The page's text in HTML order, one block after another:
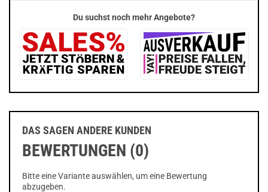
Du suchst noch mehr Angebote?
DAS SAGEN ANDERE KUNDEN
BEWERTUNGEN (0)
Bitte eine Variante auswählen, um eine Bewertung
abzugeben.